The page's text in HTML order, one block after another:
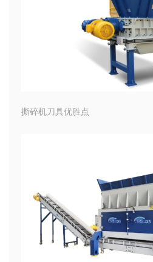
撕碎机刀具优胜点